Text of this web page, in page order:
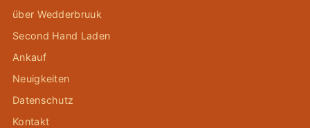
über Wedderbruuk
Second Hand Laden
Ankauf
Neuigkeiten
Datenschutz
Kontakt